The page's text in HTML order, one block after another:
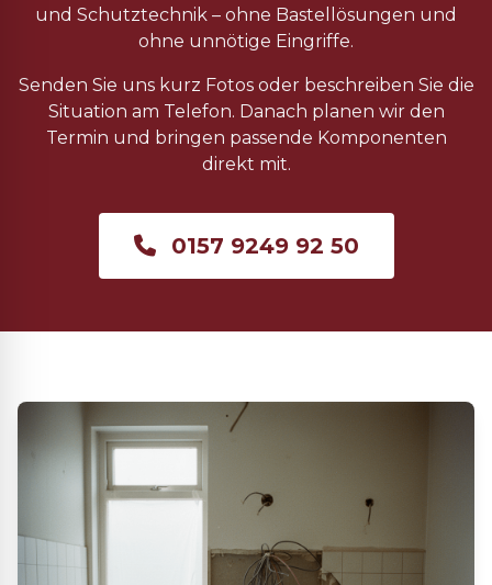
und Schutztechnik – ohne Bastellösungen und
ohne unnötige Eingriffe.
Senden Sie uns kurz Fotos oder beschreiben Sie die
Situation am Telefon. Danach planen wir den
Termin und bringen passende Komponenten
direkt mit.
0157 9249 92 50